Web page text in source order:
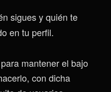
sigues y quién te
en tu perfil.
mantener el bajo
con dicha